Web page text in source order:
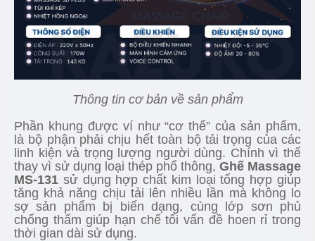
Thông tin cơ bản về sản phẩm
Phần khung được ví như “cơ thể” của sản phẩm,
là bộ phận phải chịu hết toàn bộ tải trọng của các
linh kiện và trọng lượng người dùng. Chính vì thế
thay vì sử dụng loại thép phổ thông, Ghế Massage
MS-131 sử dụng hợp chất kim loại tổng hợp giúp
tăng khả năng chịu tải lên nhiều lần mà không lo
sợ sản phẩm bị biến dạng, cùng lớp sơn phủ
chống thấm giúp hạn chế tối vấn đề hoen rỉ trong
thời gian dài sử dụng.